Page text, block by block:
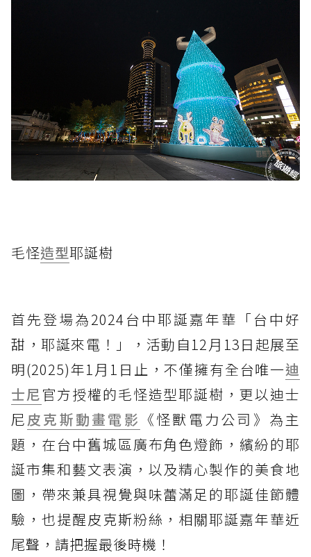
毛怪造型耶誕樹
首先登場為2024台中耶誕嘉年華「台中好
甜，耶誕來電！」，活動自12月13日起展至
明(2025)年1月1日止，不僅擁有全台唯一迪
士尼官方授權的毛怪造型耶誕樹，更以迪士
尼皮克斯動畫電影 《怪獸電力公司》為主
題，在台中舊城區廣布角色燈飾，繽紛的耶
誕市集和藝文表演，以及精心製作的美食地
圖，帶來兼具視覺與味蕾滿足的耶誕佳節體
驗，也提醒皮克斯粉絲，相關耶誕嘉年華近
尾聲，請把握最後時機！